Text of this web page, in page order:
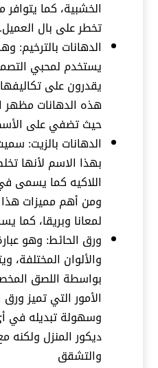
الخشبية، كما يتوافر
تخطر على بال العميل.
الدهانات بالترخيم:
يستخدم لمحبي
يقدرون على
هذه الدهانات مظهر
حيث تضفي على
الدهانات بالزيت:
بهذا الاسم لأنها
اللاكيه كما يسمى
ومن أهم مميزات
لمعانا وبريقا، كما
ورق الحائط: وهو
والألوان المختلفة،
بواسطة اللصق
الأمور التي تميز
وسهولة تبديله في
ديكور المنزل
والتشقق